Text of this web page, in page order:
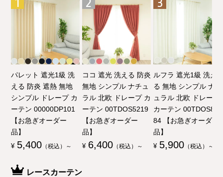
パレット 遮光1級 洗
える 防炎 遮熱 無地
シンプル ドレープ カ
ーテン 00000DP101
【お急ぎオーダー
品】
¥ 5,400 （税込）～
ココ 遮光 洗える 防炎
無地 シンプル ナチュ
ラル 北欧 ドレープ カ
ーテン 00TDOS5219
【お急ぎオーダー
品】
¥ 6,400 （税込）～
ルフラ 遮光1級 洗え
る 無地 シンプル ナチ
ュラル 北欧 ドレープ
カーテン 00TDOS80
84 【お急ぎオーダー
品】
¥ 5,900 （税込）～
レースカーテン